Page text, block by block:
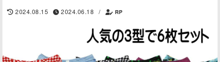
2024.08.15 2024.06.18 / RP